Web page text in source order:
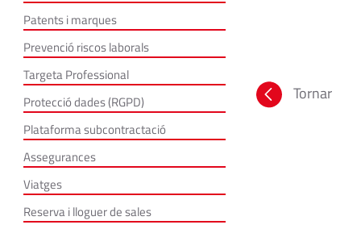
Patents i marques
Prevenció riscos laborals
Targeta Professional
Protecció dades (RGPD)
Plataforma subcontractació
Assegurances
Viatges
Reserva i lloguer de sales
Tornar